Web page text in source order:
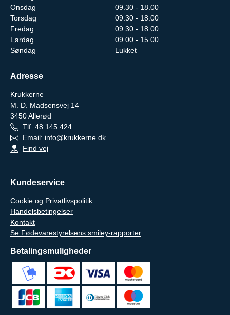
Onsdag
09.30 - 18.00
Torsdag
09.30 - 18.00
Fredag
09.30 - 18.00
Lørdag
09.00 - 15.00
Søndag
Lukket
Adresse
Krukkerne
M. D. Madsensvej 14
3450Allerød
Tlf. 48 145 424
Email: info@krukkerne.dk
Find vej
Kundeservice
Cookie og Privatlivspolitik
Handelsbetingelser
Kontakt
Se Fødevarestyrelsens smiley-rapporter
Betalingsmuligheder